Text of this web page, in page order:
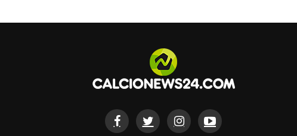
durante tutto l’arco del campionato. Questo
da aggiungere alla bacheca, ma il simbolo della
l’eccellenza del calcio ucraino in
iniziano i festeggiamenti, con la
una volta, la propria supremazia nazionale.